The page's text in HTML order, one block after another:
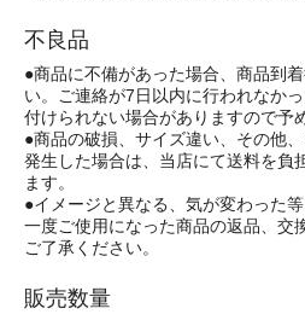
不良品
●商品に不備があった場合、商品到
い。ご連絡が7日以内に行われなか
付けられない場合がありますので予
●商品の破損、サイズ違い、その他
発生した場合は、当店にて送料を負
ます。
●イメージと異なる、気が変わった
一度ご使用になった商品の返品、交
ご了承ください。
販売数量